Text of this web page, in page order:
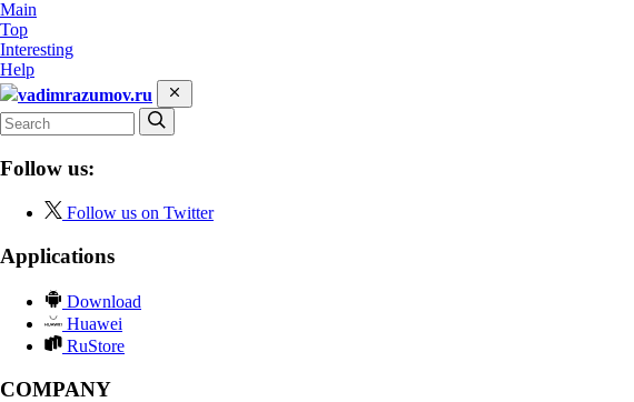
Main
Top
Interesting
Help
vadimrazumov.ru
Follow us:
Follow us on Twitter
Applications
Download
Huawei
RuStore
COMPANY